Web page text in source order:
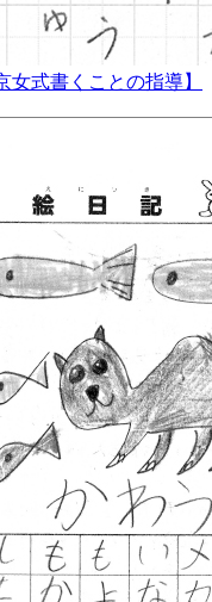
式書くことの指導】